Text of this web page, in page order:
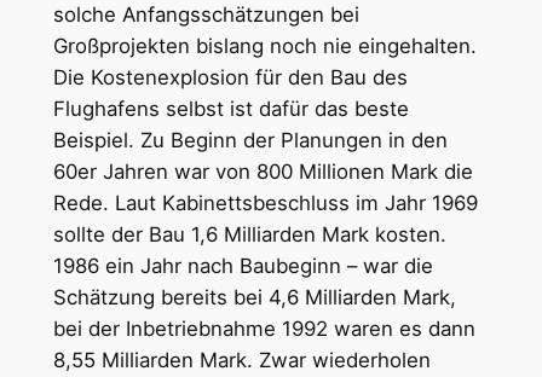
solche Anfangsschätzungen bei
Großprojekten bislang noch nie eingehalten.
Die Kostenexplosion für den Bau des
Flughafens selbst ist dafür das beste
Beispiel. Zu Beginn der Planungen in den
60er Jahren war von 800 Millionen Mark die
Rede. Laut Kabinettsbeschluss im Jahr 1969
sollte der Bau 1,6 Milliarden Mark kosten.
1986 ein Jahr nach Baubeginn – war die
Schätzung bereits bei 4,6 Milliarden Mark,
bei der Inbetriebnahme 1992 waren es dann
8,55 Milliarden Mark. Zwar wiederholen